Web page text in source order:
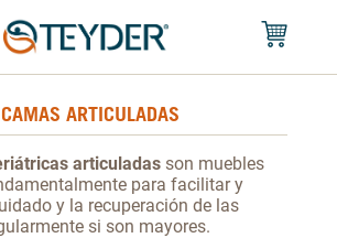
CAMAS ARTICULADAS
articuladas son muebles
para facilitar y
y la recuperación de las
si son mayores.